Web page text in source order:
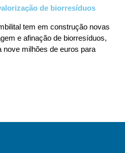
de biorresíduos
tem em construção novas
e afinação de biorresíduos,
nove milhões de euros para